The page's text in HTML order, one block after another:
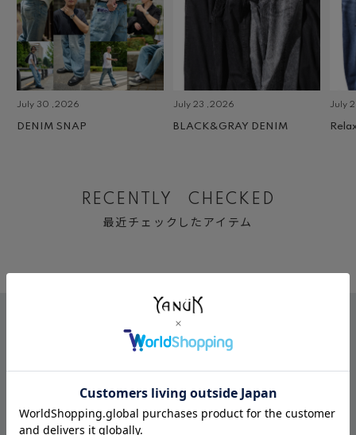
July 30 ,2026
DENIM SNAP
July 23 ,2026
BLACK&GRAY DENIM
July 2
Relax
RECENTLY CHECKED
最近チェックしたアイテム
03-6809-2611